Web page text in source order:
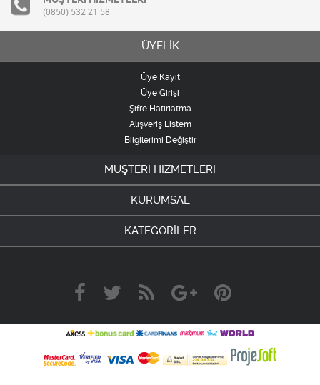
(0850) 532 21 58
ÜYELİK
Üye Kayıt
Üye Girişi
Şifre Hatırlatma
Alışveriş Listem
Bilgilerimi Değiştir
MÜŞTERİ HİZMETLERİ
KURUMSAL
KATEGORİLER